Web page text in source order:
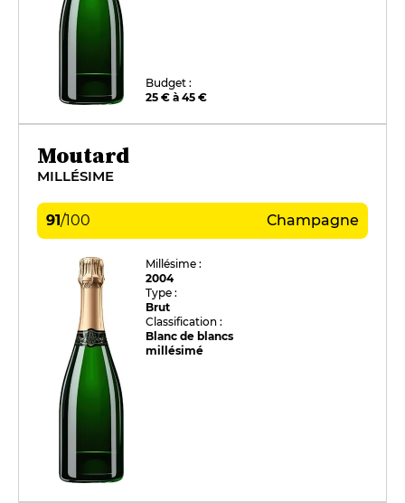
Budget :
25 € à 45 €
Moutard
MILLÉSIME
91/100 Champagne
Millésime :
2004
Type :
Brut
Classification :
Blanc de blancs
millésimé